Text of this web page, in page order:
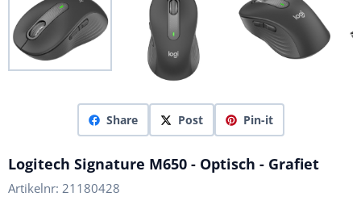
Share Post Pin-it
Logitech Signature M650 - Optisch - Grafiet
Artikelnr: 21180428